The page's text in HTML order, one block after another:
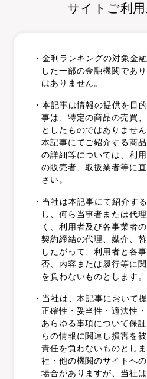
サイトご利
・金利ランキングの対象金
した一部の金融機関であ
はありません。
・本記事は情報の提供を目
事は、特定の商品の売買
としたものではありませ
本記事にてご紹介する商
の詳細等については、利
の販売者、取扱業者等に
さい。
・当社は本記事にて紹介す
し、何ら当事者または代
く、利用者及び各事業者
契約締結の代理、媒介、
したがって、利用者と各
否、内容または履行等に
を負わないものとします。
・当社は、本記事において
正確性・妥当性・適法性
あらゆる事項について保
らの情報に関連し損害を
責任を負わないものとし
社・他の機関のサイトへ
場合がありますが、当社